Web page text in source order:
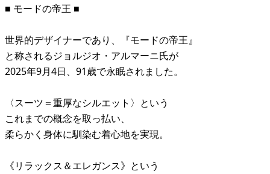
■ モードの帝王 ■
世界的デザイナーであり、『モードの帝王』
と称されるジョルジオ・アルマーニ氏が
2025年9月4日、91歳で永眠されました。
〈スーツ＝重厚なシルエット〉という
これまでの概念を取っ払い、
柔らかく身体に馴染む着心地を実現。
《リラックス＆エレガンス》という